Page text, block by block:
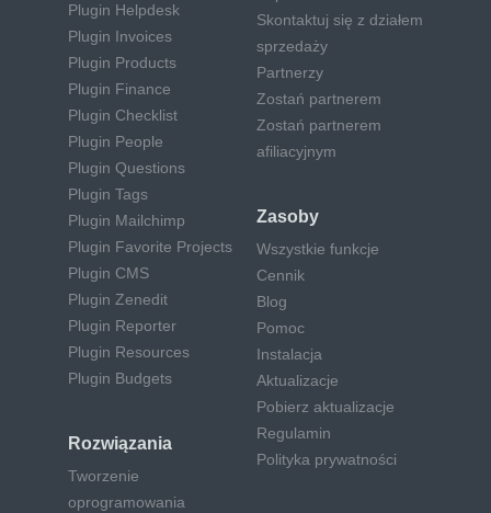
Plugin Helpdesk
Plugin Invoices
Plugin Products
Plugin Finance
Plugin Checklist
Plugin People
Plugin Questions
Plugin Tags
Plugin Mailchimp
Plugin Favorite Projects
Plugin CMS
Plugin Zenedit
Plugin Reporter
Plugin Resources
Plugin Budgets
Rozwiązania
Tworzenie
oprogramowania
Skontaktuj się z działem
sprzedaży
Partnerzy
Zostań partnerem
Zostań partnerem
afiliacyjnym
Zasoby
Wszystkie funkcje
Cennik
Blog
Pomoc
Instalacja
Aktualizacje
Pobierz aktualizacje
Regulamin
Polityka prywatności